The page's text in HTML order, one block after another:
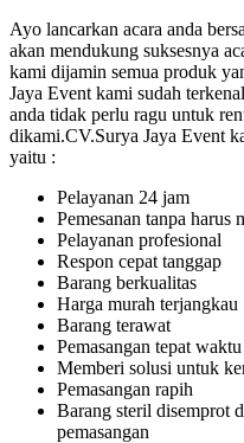
Ayo lancarkan acara anda
akan mendukung suksesnya
kami dijamin semua produk
Jaya Event kami sudah
anda tidak perlu ragu untuk
dikami.CV.Surya Jaya Event
yaitu :
Pelayanan 24 jam
Pemesanan tanpa harus
Pelayanan profesional
Respon cepat tanggap
Barang berkualitas
Harga murah terjangkau
Barang terawat
Pemasangan tepat waktu
Memberi solusi untuk
Pemasangan rapih
Barang steril disemprot
pemasangan